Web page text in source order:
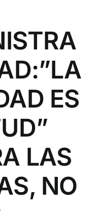
ES
LAS
NO